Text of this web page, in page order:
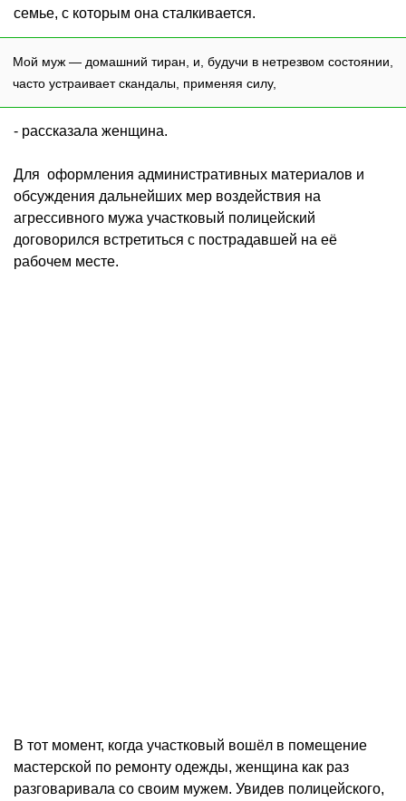
семье, с которым она сталкивается.
Мой муж — домашний тиран, и, будучи в нетрезвом состоянии,
часто устраивает скандалы, применяя силу,
- рассказала женщина.
Для оформления административных материалов и
обсуждения дальнейших мер воздействия на
агрессивного мужа участковый полицейский
договорился встретиться с пострадавшей на её
рабочем месте.
В тот момент, когда участковый вошёл в помещение
мастерской по ремонту одежды, женщина как раз
разговаривала со своим мужем. Увидев полицейского,